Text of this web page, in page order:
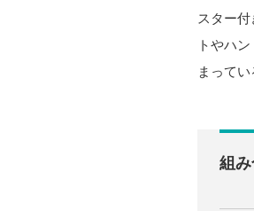
スター
トやハ
まって
組